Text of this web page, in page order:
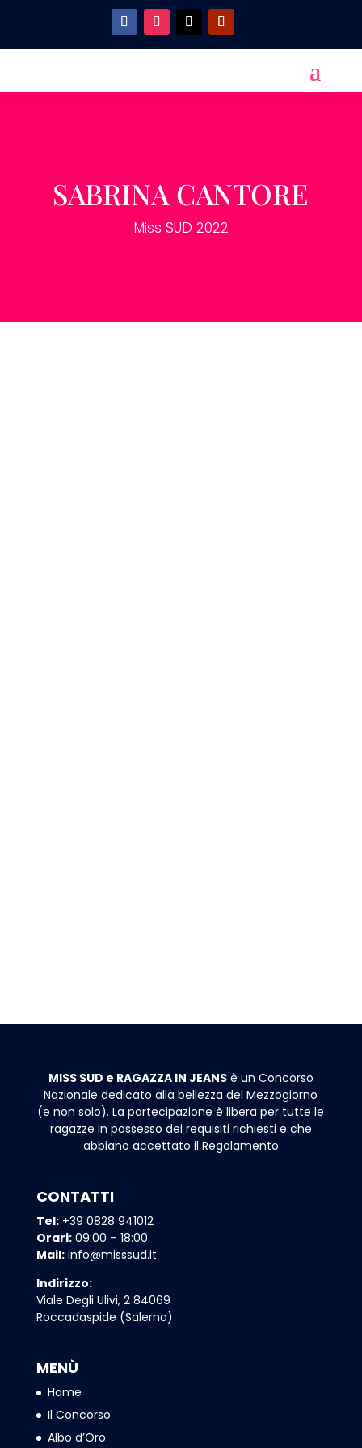
SABRINA CANTORE
Miss SUD 2022
MISS SUD e RAGAZZA IN JEANSè un Concorso
Nazionale dedicato alla bellezza del Mezzogiorno
(e non solo). La partecipazione è libera per tutte le
ragazze in possesso dei requisiti richiesti e che
abbiano accettato il Regolamento
CONTATTI
Tel:+39 0828 941012
Orari:09:00 – 18:00
Mail:info@misssud.it
Indirizzo:
Viale Degli Ulivi, 2 84069
Roccadaspide (Salerno)
MENÙ
Home
Il Concorso
Albo d’Oro